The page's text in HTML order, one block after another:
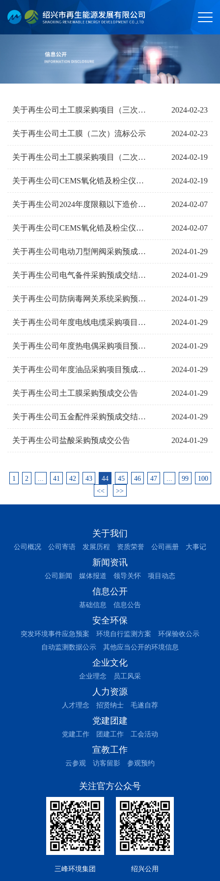
关于再生公司土工膜采购项目（三次）询价公告 2024-02-23
关于再生公司土工膜（二次）流标公示 2024-02-23
关于再生公司土工膜采购项目（二次）询价公告 2024-02-19
关于再生公司CEMS氧化锆及粉尘仪技改项目流标公示 2024-02-19
关于再生公司2024年度限额以下造价咨询中介机构服务项目询价公告 2024-02-07
关于再生公司CEMS氧化锆及粉尘仪技改项目询价公告 2024-02-07
关于再生公司电动刀型闸阀采购预成交结果公示 2024-01-29
关于再生公司电气备件采购预成交结果公示 2024-01-29
关于再生公司防病毒网关系统采购预成交公告 2024-01-29
关于再生公司年度电线电缆采购项目预成交公告 2024-01-29
关于再生公司年度热电偶采购项目预成交公告 2024-01-29
关于再生公司年度油品采购项目预成交公告 2024-01-29
关于再生公司土工膜采购预成交公告 2024-01-29
关于再生公司五金配件采购预成交结果公示 2024-01-29
关于再生公司盐酸采购预成交公告 2024-01-29
1 2 ... 41 42 43 44 45 46 47 ... 99
100
<<
>>
关于我们
公司概况 公司寄语 发展历程 资质荣誉 公司画册 大事记
新闻资讯
公司新闻 媒体报道 领导关怀 项目动态
信息公开
基础信息 信息公告
安全环保
突发环境事件应急预案 环境自行监测方案
环保验收公示
自动监测数据公示
其他应当公开的环境信息
企业文化
企业理念 员工风采
人力资源
人才理念 招贤纳士 毛遂自荐
党建团建
党建工作 团建工作 工会活动
宣教工作
云参观 访客留影 参观预约
关注官方公众号
三峰环境集团 绍兴公用